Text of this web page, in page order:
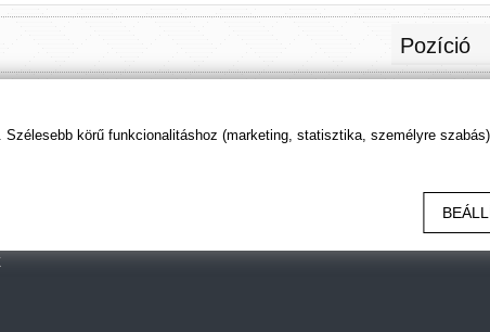
körű funkcionalitáshoz (marketing, statisztika, személyre